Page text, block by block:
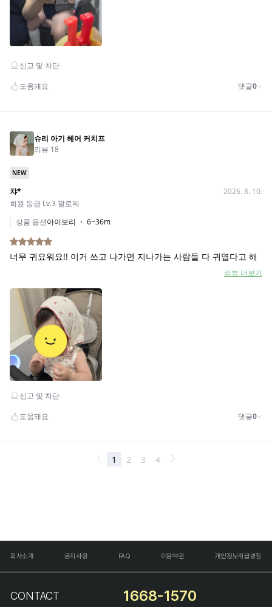
회사소개 공지사항 FAQ 이용약관 개인정보취급방침
CONTACT 1668-1570